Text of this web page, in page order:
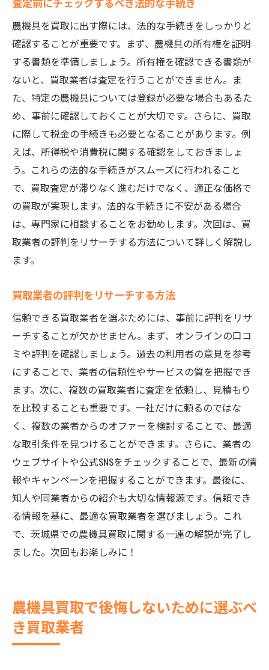
農機具を買取に出す際には、法的な手続きをしっかりと
確認することが重要です。まず、農機具の所有権を証明
する書類を準備しましょう。所有権を確認できる書類が
ないと、買取業者は査定を行うことができません。ま
た、特定の農機具については登録が必要な場合もあるた
め、事前に確認しておくことが大切です。さらに、買取
に際して税金の手続きも必要となることがあります。例
えば、所得税や消費税に関する確認をしておきましょ
う。これらの法的な手続きがスムーズに行われること
で、買取査定が滞りなく進むだけでなく、適正な価格で
の買取が実現します。法的な手続きに不安がある場合
は、専門家に相談することをお勧めします。次回は、買
取業者の評判をリサーチする方法について詳しく解説し
ます。
買取業者の評判をリサーチする方法
信頼できる買取業者を選ぶためには、事前に評判をリサ
ーチすることが欠かせません。まず、オンラインの口コ
ミや評判を確認しましょう。過去の利用者の意見を参考
にすることで、業者の信頼性やサービスの質を把握でき
ます。次に、複数の買取業者に査定を依頼し、見積もり
を比較することも重要です。一社だけに頼るのではな
く、複数の業者からのオファーを検討することで、最適
な取引条件を見つけることができます。さらに、業者の
ウェブサイトや公式SNSをチェックすることで、最新の情
報やキャンペーンを把握することができます。最後に、
知人や同業者からの紹介も大切な情報源です。信頼でき
る情報を基に、最適な買取業者を選びましょう。これ
で、茨城県での農機具買取に関する一連の解説が完了し
ました。次回もお楽しみに！
農機具買取で後悔しないために選ぶべ
き買取業者